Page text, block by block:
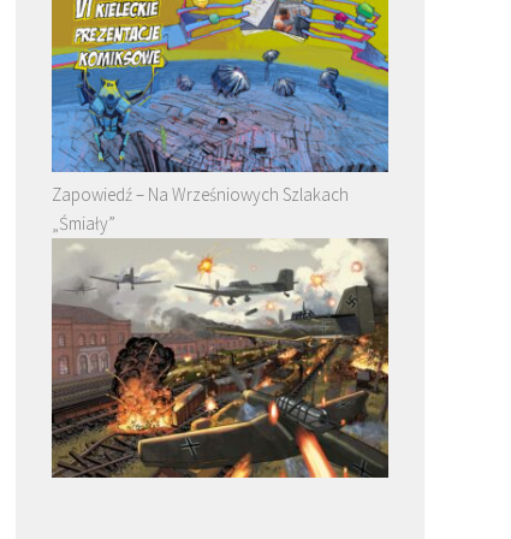
Zapowiedź – Na Wrześniowych Szlakach
„Śmiały”